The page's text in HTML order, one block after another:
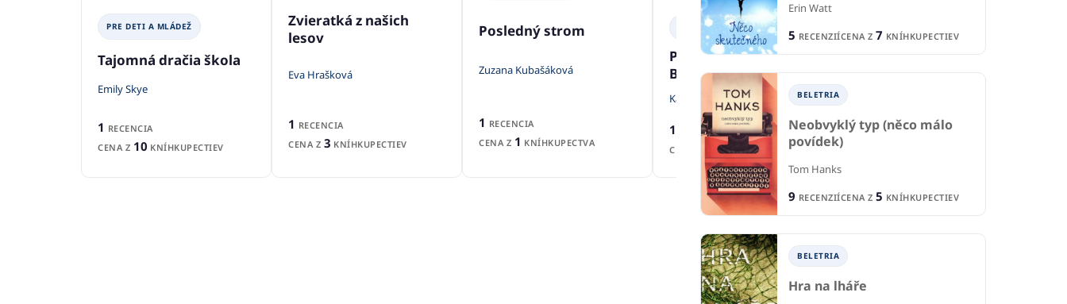
PRE DETI A MLÁDEŽ
Tajomná dračia škola
Emily Skye
1 RECENCIA
CENA Z 10 KNÍHKUPECTIEV
Zvieratká z našich
lesov
Eva Hrašková
1 RECENCIA
CENA Z 3 KNÍHKUPECTIEV
Posledný strom
Zuzana Kubašáková
1 RECENCIA
CENA Z 1 KNÍHKUPECTVA
PRE DETI A MLÁDEŽ
Places We've Never
Been
Kasie West
1
RECENCIA
CENA Z
KNÍHKUPECTVA
PRE DETI A MLÁDEŽ
1RECENCIA
Erin Watt
5 RECENZIÍCENA Z 7 KNÍHKUPECTIEV
BELETRIA
Neobvyklý typ (něco málo
povídek)
Tom Hanks
9 RECENZIÍCENA Z 5 KNÍHKUPECTIEV
BELETRIA
Hra na lháře